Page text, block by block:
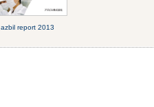
azbil report 2013